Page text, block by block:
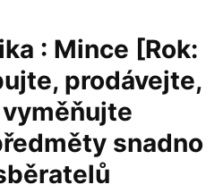
: Mince [Rok:
prodávejte,
snadno